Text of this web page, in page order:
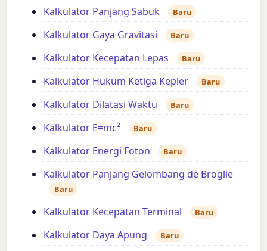
Kalkulator Panjang Sabuk Baru
Kalkulator Gaya Gravitasi Baru
Kalkulator Kecepatan Lepas Baru
Kalkulator Hukum Ketiga Kepler Baru
Kalkulator Dilatasi Waktu Baru
Kalkulator E=mc² Baru
Kalkulator Energi Foton Baru
Kalkulator Panjang Gelombang de Broglie
Baru
Kalkulator Kecepatan Terminal Baru
Kalkulator Daya Apung Baru